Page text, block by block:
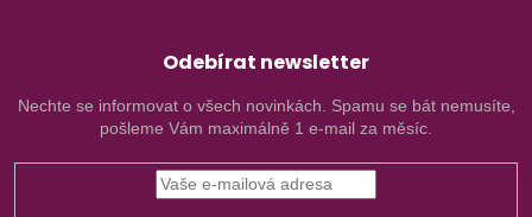
Odebírat newsletter
Nechte se informovat o všech novinkách. Spamu se bát nemusíte,
pošleme Vám maximálně 1 e-mail za měsíc.